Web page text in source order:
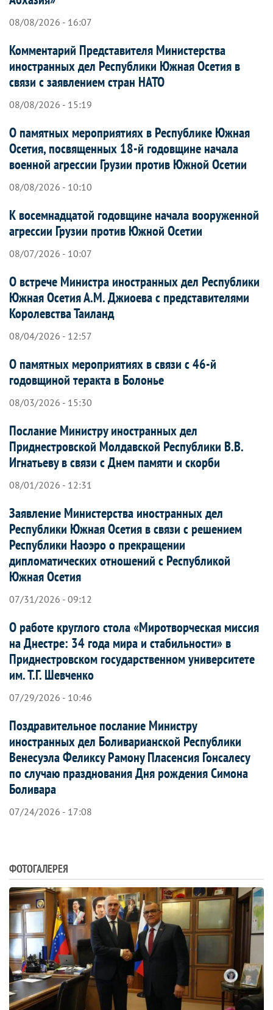
08/08/2026 - 16:07
Комментарий Представителя Министерства
иностранных дел Республики Южная Осетия в
связи с заявлением стран НАТО
08/08/2026 - 15:19
О памятных мероприятиях в Республике Южная
Осетия, посвященных 18-й годовщине начала
военной агрессии Грузии против Южной Осетии
08/08/2026 - 10:10
К восемнадцатой годовщине начала вооруженной
агрессии Грузии против Южной Осетии
08/07/2026 - 10:07
О встрече Министра иностранных дел Республики
Южная Осетия А.М. Джиоева с представителями
Королевства Таиланд
08/04/2026 - 12:57
О памятных мероприятиях в связи с 46-й
годовщиной теракта в Болонье
08/03/2026 - 15:30
Послание Министру иностранных дел
Приднестровской Молдавской Республики В.В.
Игнатьеву в связи с Днем памяти и скорби
08/01/2026 - 12:31
Заявление Министерства иностранных дел
Республики Южная Осетия в связи с решением
Республики Наоэро о прекращении
дипломатических отношений с Республикой
Южная Осетия
07/31/2026 - 09:12
О работе круглого стола «Миротворческая миссия
на Днестре: 34 года мира и стабильности» в
Приднестровском государственном университете
им. Т.Г. Шевченко
07/29/2026 - 10:46
Поздравительное послание Министру
иностранных дел Боливарианской Республики
Венесуэла Феликсу Рамону Пласенсия Гонсалесу
по случаю празднования Дня рождения Симона
Боливара
07/24/2026 - 17:08
ФОТОГАЛЕРЕЯ